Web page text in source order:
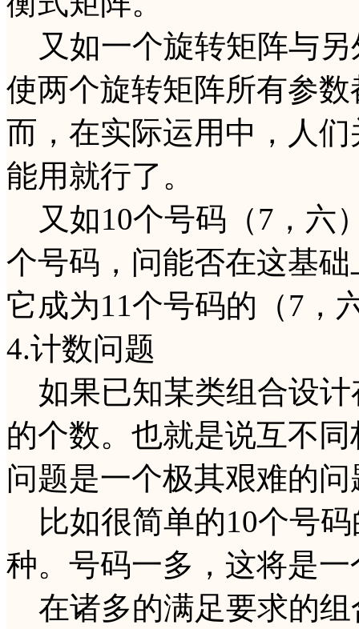
又如一个旋转矩阵与另
使两个旋转矩阵所有参
而，在实际运用中，人
能用就行了。
又如10个号码（7，六
个号码，问能否在这基
它成为11个号码的（7，
4.计数问题
如果已知某类组合设计
的个数。也就是说互不
问题是一个极其艰难的
比如很简单的10个号码
种。号码一多，这将是
在诸多的满足要求的组